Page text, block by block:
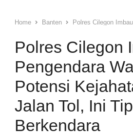
Home Banten Polres Cilegon
Polres Cilegon
Pengendara
Potensi
Jalan Tol, Ini
Berkendara